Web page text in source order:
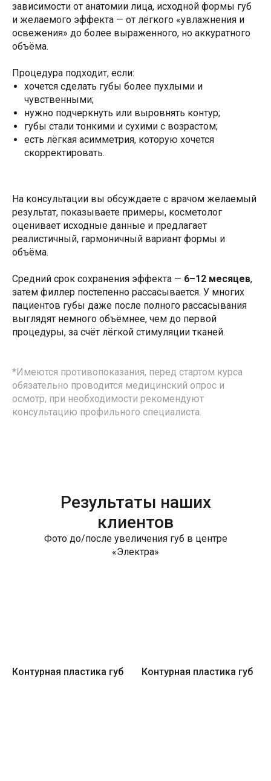
зависимости от анатомии лица, исходной формы губ
и желаемого эффекта — от лёгкого «увлажнения и
освежения» до более выраженного, но аккуратного
объёма.
Процедура подходит, если:
хочется сделать губы более пухлыми и
чувственными;
нужно подчеркнуть или выровнять контур;
губы стали тонкими и сухими с возрастом;
есть лёгкая асимметрия, которую хочется
скорректировать.
На консультации вы обсуждаете с врачом желаемый
результат, показываете примеры, косметолог
оценивает исходные данные и предлагает
реалистичный, гармоничный вариант формы и
объёма.
Средний срок сохранения эффекта — 6–12 месяцев,
затем филлер постепенно рассасывается. У многих
пациентов губы даже после полного рассасывания
выглядят немного объёмнее, чем до первой
процедуры, за счёт лёгкой стимуляции тканей.
*Имеются противопоказания, перед стартом курса
обязательно проводится медицинский опрос и
осмотр, при необходимости рекомендуют
консультацию профильного специалиста.
Результаты наших
клиентов
Фото до/после увеличения губ в центре
«Электра»
Контурная пластика губ Контурная пластика губ